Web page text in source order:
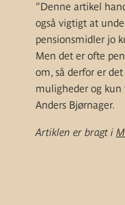
”Denne artikel
også vigtigt at
pensionsmidler jo
Men det er ofte
om, så derfor er
muligheder og kun
Anders Bjørnager.
Artiklen er bragt i